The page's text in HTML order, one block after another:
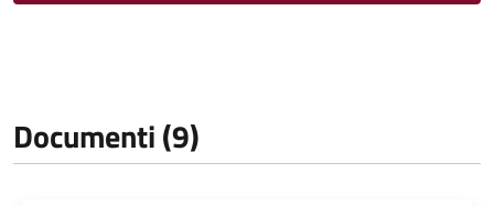
Documenti (9)